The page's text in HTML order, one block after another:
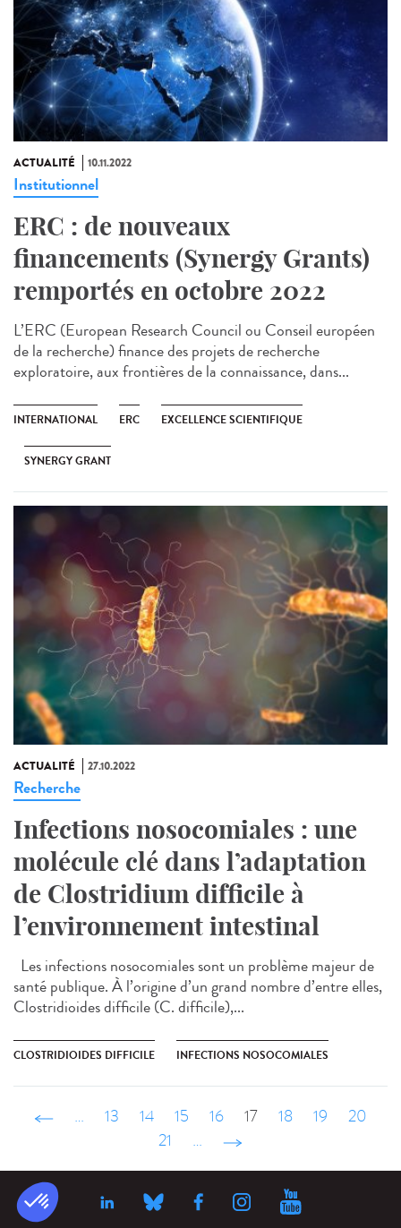
ACTUALITÉ 10.11.2022
Institutionnel
ERC : de nouveaux
financements (Synergy Grants)
remportés en octobre 2022
L’ERC (European Research Council ou Conseil européen
de la recherche) finance des projets de recherche
exploratoire, aux frontières de la connaissance, dans...
INTERNATIONAL ERC EXCELLENCE SCIENTIFIQUE
SYNERGY GRANT
ACTUALITÉ 27.10.2022
Recherche
Infections nosocomiales : une
molécule clé dans l’adaptation
de Clostridium difficile à
l’environnement intestinal
Les infections nosocomiales sont un problème majeur de
santé publique. À l’origine d’un grand nombre d’entre elles,
Clostridioides difficile (C. difficile),...
CLOSTRIDIOIDES DIFFICILE INFECTIONS NOSOCOMIALES
‹ précédent
… 13 14 15 16 17 18 19
20
21
… suivant ›